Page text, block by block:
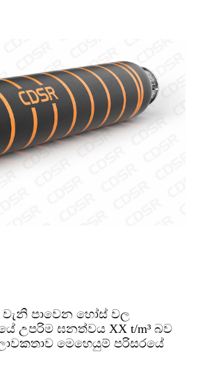
වැනි පාවෙන හෝස් වල
උපරිම ඝනත්වය XX t/m³ බව
මෙහෙයුම් පරිසරයේ